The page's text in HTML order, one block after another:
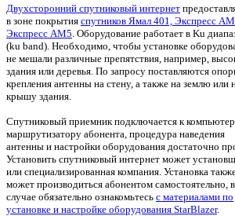
Двухсторонний спутниковый интернет
в зоне покрытия спутников Ямал 401, Экспресс
Экспресс АМ5 . Оборудование работает в Ku
(ku band). Необходимо, чтобы установке
не мешали различные препятствия, например,
здания или деревья. По запросу поставляются
крепления антенны на стену, а также на землю или
крышу здания.
Спутниковый приемник подключается к
маршрутизатору абонента, процедура наведения
антенны и настройки оборудования достаточно
Установить спутниковый интернет может
или специализированная компания. Установка
может производиться абонентом самостоятельно,
случае обязательно ознакомьтесь с материалами по
установке и настройке оборудования StarBlazer.